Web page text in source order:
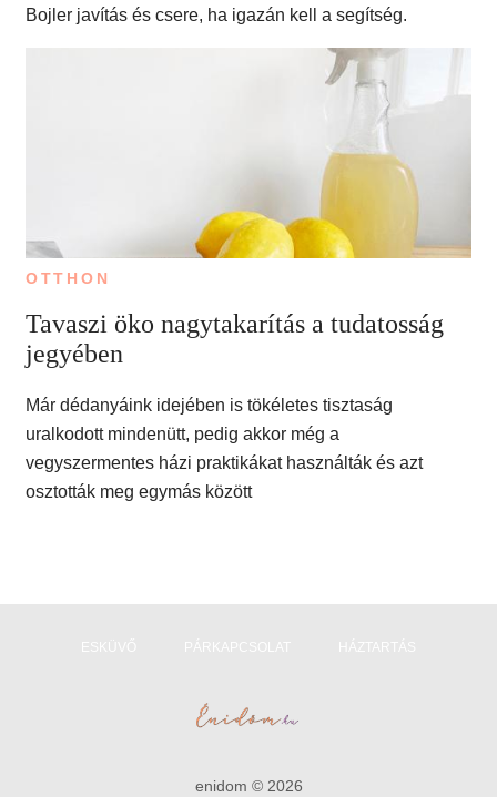
Bojler javítás és csere, ha igazán kell a segítség.
OTTHON
Tavaszi öko nagytakarítás a tudatosság
jegyében
Már dédanyáink idejében is tökéletes tisztaság
uralkodott mindenütt, pedig akkor még a
vegyszermentes házi praktikákat használták és azt
osztották meg egymás között
enidom © 2026